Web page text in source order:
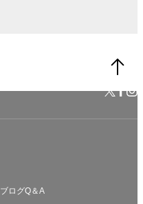
ブログQ＆A